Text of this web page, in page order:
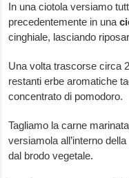
In una ciotola versiamo
precedentemente in una
cinghiale, lasciando
Una volta trascorse circa
restanti erbe aromatiche
concentrato di pomodoro.
Tagliamo la carne
versiamola all’interno
dal brodo vegetale.